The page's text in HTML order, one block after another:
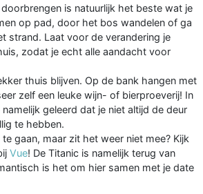
is natuurlijk het beste wat je
op pad, door het bos wandelen of ga
strand. Laat voor de verandering je
zodat je echt alle aandacht voor
thuis blijven. Op de bank hangen met
zelf een leuke wijn- of bierproeverij! In
geleerd dat je niet altijd de deur
te hebben.
gaan, maar zit het weer niet mee? Kijk
Vue! De Titanic is namelijk terug van
is het om hier samen met je date